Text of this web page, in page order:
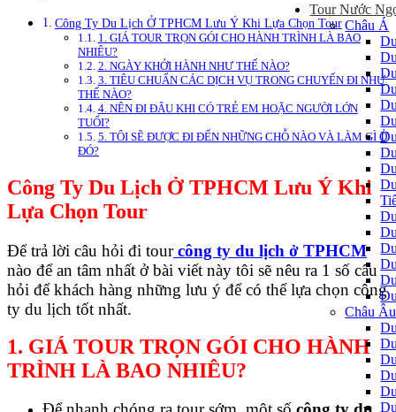
Tour Nước
Châu Á
Châu Âu
Công Ty Du Lịch Ở TPHCM Lưu Ý Khi Lựa Chọn Tour
1. GIÁ TOUR TRỌN GÓI CHO HÀNH TRÌNH LÀ BAO
NHIÊU?
2. NGÀY KHỞI HÀNH NHƯ THẾ NÀO?
3. TIÊU CHUẨN CÁC DỊCH VỤ TRONG CHUYẾN ĐI NHƯ
THẾ NÀO?
4. NÊN ĐI ĐÂU KHI CÓ TRẺ EM HOẶC NGƯỜI LỚN
TUỔI?
5. TÔI SẼ ĐƯỢC ĐI ĐẾN NHỮNG CHỖ NÀO VÀ LÀM GÌ Ở
ĐÓ?
Công Ty Du Lịch Ở TPHCM Lưu Ý Khi
Lựa Chọn Tour
Để trả lời câu hỏi đi tourcông ty du lịch ở TPHCM
nào để an tâm nhất ở bài viết này tôi sẽ nêu ra 1 số câu
hỏi để khách hàng những lưu ý để có thể lựa chọn công
ty du lịch tốt nhất.
1. GIÁ TOUR TRỌN GÓI CHO HÀNH
TRÌNH LÀ BAO NHIÊU?